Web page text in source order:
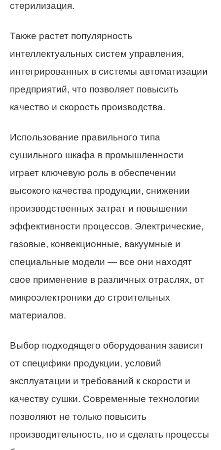
стерилизация.
Также растет популярность
интеллектуальных систем управления,
интегрированных в системы автоматизации
предприятий, что позволяет повысить
качество и скорость производства.
Использование правильного типа
сушильного шкафа в промышленности
играет ключевую роль в обеспечении
высокого качества продукции, снижении
производственных затрат и повышении
эффективности процессов. Электрические,
газовые, конвекционные, вакуумные и
специальные модели — все они находят
свое применение в различных отраслях, от
микроэлектроники до строительных
материалов.
Выбор подходящего оборудования зависит
от специфики продукции, условий
эксплуатации и требований к скорости и
качеству сушки. Современные технологии
позволяют не только повысить
производительность, но и сделать процессы